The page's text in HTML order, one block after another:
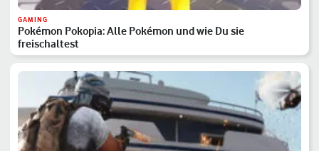
GAMING
Pokémon Pokopia: Alle Pokémon und wie Du sie
freischaltest